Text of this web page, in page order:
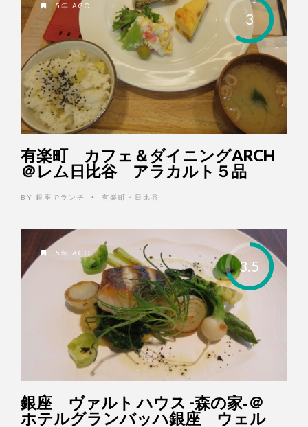
3
5年 AGO
有楽町 カフェ＆ダイニングARCH
＠レム日比谷 アラカルト５品
BY 銀座でランチ • 有楽町・日比谷
3.5
5年 AGO
銀座 ヴァルト ハウス -森の家‐＠
ホテルグランバッハ銀座 ウェル